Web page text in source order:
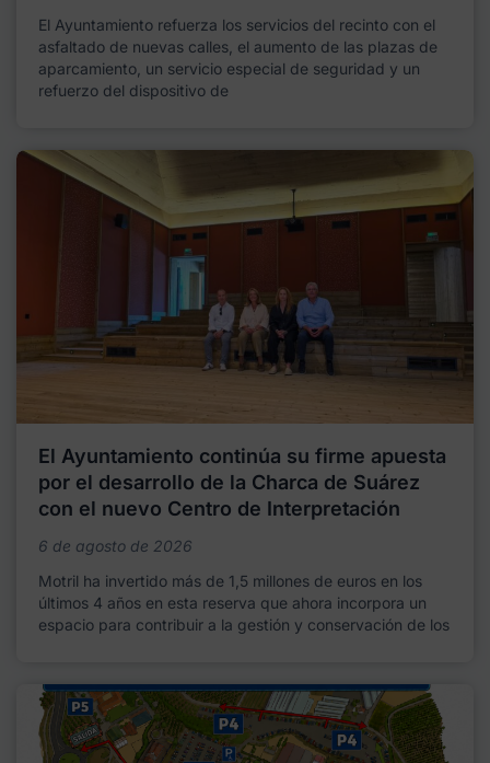
El Ayuntamiento refuerza los servicios del recinto con el
asfaltado de nuevas calles, el aumento de las plazas de
aparcamiento, un servicio especial de seguridad y un
refuerzo del dispositivo de
El Ayuntamiento continúa su firme apuesta
por el desarrollo de la Charca de Suárez
con el nuevo Centro de Interpretación
6 de agosto de 2026
Motril ha invertido más de 1,5 millones de euros en los
últimos 4 años en esta reserva que ahora incorpora un
espacio para contribuir a la gestión y conservación de los